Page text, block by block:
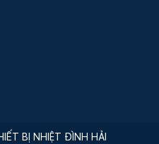
BỊ NHIỆT ĐÌNH HẢI